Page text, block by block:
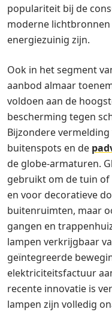
populariteit bij de
moderne lichtbronnen
energiezuinig zijn.
Ook in het segment
aanbod almaar
voldoen aan de
bescherming tegen
Bijzondere
buitenspots en de
de globe-armaturen.
gebruikt om de tuin
en voor decoratieve
buitenruimten, maar
gangen en
lampen verkrijgbaar
geïntegreerde
elektriciteitsfactuur
recente innovatie is
lampen zijn volledig